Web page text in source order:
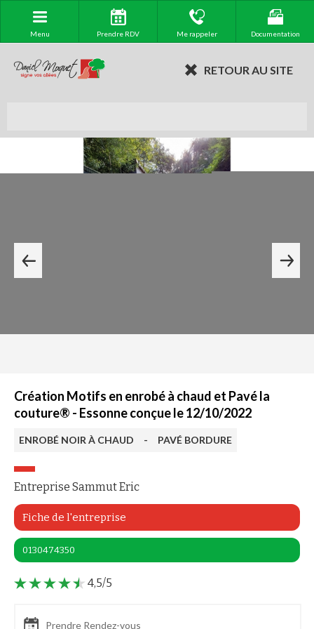
Menu Prendre RDV Me rappeler Documentation
RETOUR AU SITE
Création Motifs en enrobé à chaud et Pavé la
couture® - Essonne conçue le 12/10/2022
ENROBÉ NOIR À CHAUD - PAVÉ BORDURE
Entreprise Sammut Eric
Fiche de l'entreprise
0130474350
4,5/5
Prendre Rendez-vous